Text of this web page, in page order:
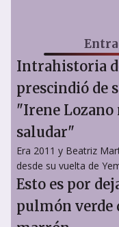
Intrahistoria
prescindió de
"Irene Lozano
saludar"
Era 2011 y Beatriz
desde su vuelta de
Esto es por
pulmón verde